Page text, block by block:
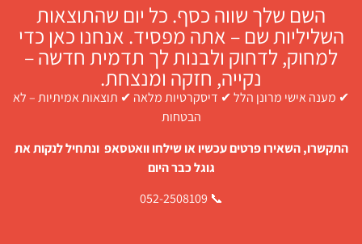
השם שלך שווה כסף. כל יום שהתוצאות
השליליות שם – אתה מפסיד. אנחנו כאן כדי
למחוק, לדחוק ולבנות לך תדמית חדשה –
נקייה, חזקה ומנצחת.
✔ מענה אישי מרונן הלל ✔ דיסקרטיות מלאה ✔ תוצאות אמיתיות – לא
הבטחות
התקשרו, השאירו פרטים עכשיו או שילחו וואטסאפ ונתחיל לנקות את
גוגל כבר היום
📞 052-2508109